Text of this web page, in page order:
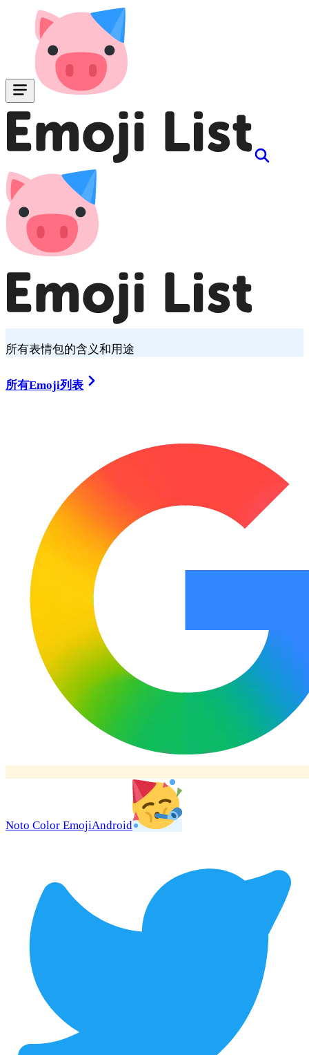
所有表情包的含义和用途
所有Emoji列表
Noto Color EmojiAndroid